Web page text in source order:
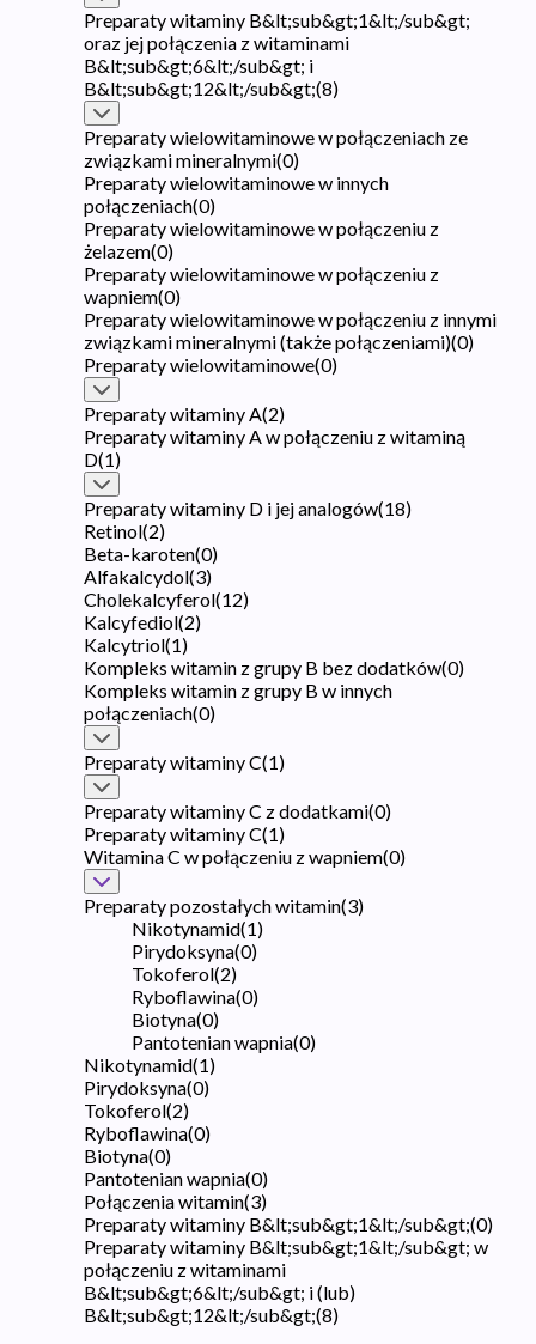
Preparaty witaminy B&lt;sub&gt;1&lt;/sub&gt;
oraz jej połączenia z witaminami
B&lt;sub&gt;6&lt;/sub&gt; i
B&lt;sub&gt;12&lt;/sub&gt;(8)
Preparaty wielowitaminowe w połączeniach ze
związkami mineralnymi(0)
Preparaty wielowitaminowe w innych
połączeniach(0)
Preparaty wielowitaminowe w połączeniu z
żelazem(0)
Preparaty wielowitaminowe w połączeniu z
wapniem(0)
Preparaty wielowitaminowe w połączeniu z innymi
związkami mineralnymi (także połączeniami)(0)
Preparaty wielowitaminowe(0)
Preparaty witaminy A(2)
Preparaty witaminy A w połączeniu z witaminą
D(1)
Preparaty witaminy D i jej analogów(18)
Retinol(2)
Beta-karoten(0)
Alfakalcydol(3)
Cholekalcyferol(12)
Kalcyfediol(2)
Kalcytriol(1)
Kompleks witamin z grupy B bez dodatków(0)
Kompleks witamin z grupy B w innych
połączeniach(0)
Preparaty witaminy C(1)
Preparaty witaminy C z dodatkami(0)
Preparaty witaminy C(1)
Witamina C w połączeniu z wapniem(0)
Preparaty pozostałych witamin(3)
Nikotynamid(1)
Pirydoksyna(0)
Tokoferol(2)
Ryboflawina(0)
Biotyna(0)
Pantotenian wapnia(0)
Nikotynamid(1)
Pirydoksyna(0)
Tokoferol(2)
Ryboflawina(0)
Biotyna(0)
Pantotenian wapnia(0)
Połączenia witamin(3)
Preparaty witaminy B&lt;sub&gt;1&lt;/sub&gt;(0)
Preparaty witaminy B&lt;sub&gt;1&lt;/sub&gt; w
połączeniu z witaminami
B&lt;sub&gt;6&lt;/sub&gt; i (lub)
B&lt;sub&gt;12&lt;/sub&gt;(8)